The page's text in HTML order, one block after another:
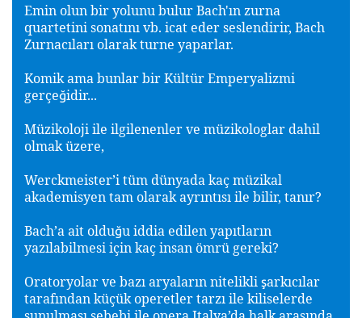
Emin olun bir yolunu bulur Bach'ın zurna
quartetini sonatını vb. icat eder seslendirir, Bach
Zurnacıları olarak turne yaparlar.
Komik ama bunlar bir Kültür Emperyalizmi
gerçeğidir...
Müzikoloji ile ilgilenenler ve müzikologlar dahil
olmak üzere,
Werckmeister’i tüm dünyada kaç müzikal
akademisyen tam olarak ayrıntısı ile bilir, tanır?
Bach’a ait olduğu iddia edilen yapıtların
yazılabilmesi için kaç insan ömrü gereki?
Oratoryolar ve bazı aryaların nitelikli şarkıcılar
tarafından küçük operetler tarzı ile kiliselerde